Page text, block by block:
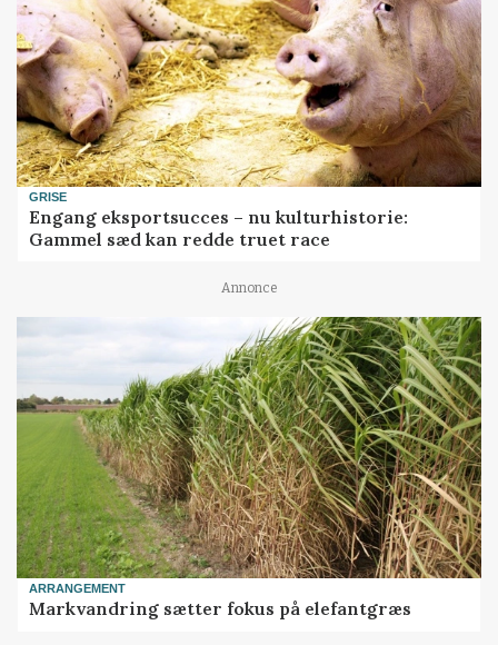
GRISE
Engang eksportsucces – nu kulturhistorie:
Gammel sæd kan redde truet race
Annonce
ARRANGEMENT
Markvandring sætter fokus på elefantgræs